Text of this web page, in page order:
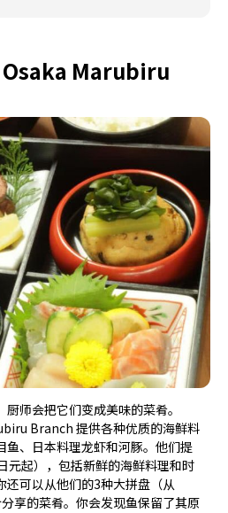
Marubiru
师会把它们变成美味的菜肴。
Branch 提供各种优质的海鲜料
鱼、日本料理龙虾和河豚。他们提
元起），包括新鲜的海鲜料理和时
还可以从他们的3种大拼盘（从
享的菜肴。你会发现鱼保留了其原